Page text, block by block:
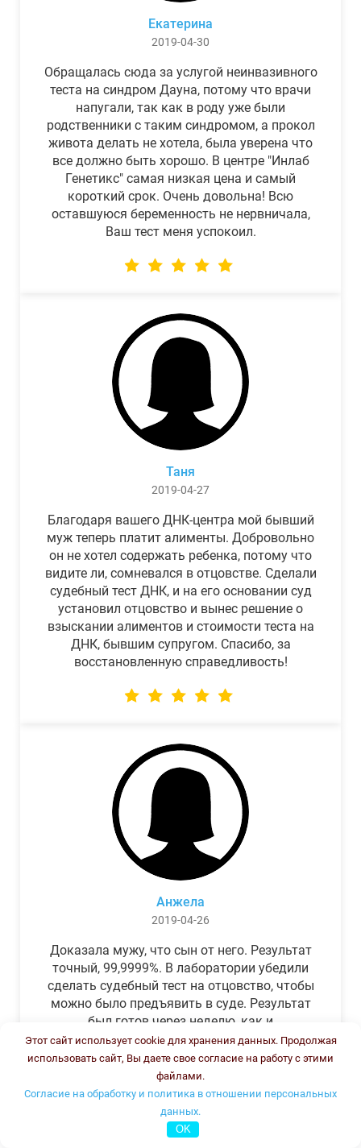
Екатерина
2019-04-30
Обращалась сюда за услугой неинвазивного
теста на синдром Дауна, потому что врачи
напугали, так как в роду уже были
родственники с таким синдромом, а прокол
живота делать не хотела, была уверена что
все должно быть хорошо. В центре "Инлаб
Генетикс" самая низкая цена и самый
короткий срок. Очень довольна! Всю
оставшуюся беременность не нервничала,
Ваш тест меня успокоил.
Таня
2019-04-27
Благодаря вашего ДНК-центра мой бывший
муж теперь платит алименты. Добровольно
он не хотел содержать ребенка, потому что
видите ли, сомневался в отцовстве. Сделали
судебный тест ДНК, и на его основании суд
установил отцовство и вынес решение о
взыскании алиментов и стоимости теста на
ДНК, бывшим супругом. Спасибо, за
восстановленную справедливость!
Анжела
2019-04-26
Доказала мужу, что сын от него. Результат
точный, 99,9999%. В лаборатории убедили
сделать судебный тест на отцовство, чтобы
можно было предъявить в суде. Результат
был готов через неделю, как и
обещали.Теперь муж бегает и извиняется.
Этот сайт использует cookie для хранения данных. Продолжая
использовать сайт, Вы даете свое согласие на работу с этими
файлами.
Согласие на обработку и политика в отношении персональных
данных.
OK